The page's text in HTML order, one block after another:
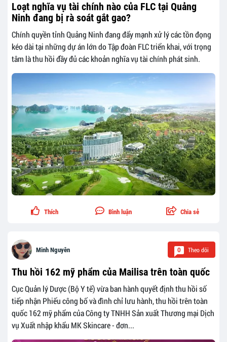
Loạt nghĩa vụ tài chính nào của FLC tại Quảng
Ninh đang bị rà soát gắt gao?
Chính quyền tỉnh Quảng Ninh đang đẩy mạnh xử lý các tồn đọng
kéo dài tại những dự án lớn do Tập đoàn FLC triển khai, với trọng
tâm là thu hồi đầy đủ các khoản nghĩa vụ tài chính phát sinh.
Thích Bình luận Chia sẻ
Minh Nguyên 0 Theo dõi
Thu hồi 162 mỹ phẩm của Mailisa trên toàn quốc
Cục Quản lý Dược (Bộ Y tế) vừa ban hành quyết định thu hồi số
tiếp nhận Phiếu công bố và đình chỉ lưu hành, thu hồi trên toàn
quốc 162 mỹ phẩm của Công ty TNHH Sản xuất Thương mại Dịch
vụ Xuất nhập khẩu MK Skincare - đơn...